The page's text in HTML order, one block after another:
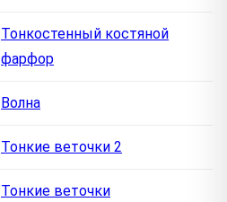
Тонкостенный костяной
фарфор
Волна
Тонкие веточки 2
Тонкие веточки